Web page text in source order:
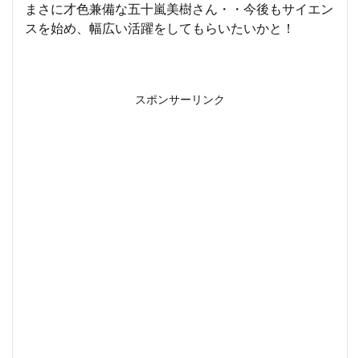
まさに才色兼備な五十嵐美樹さん・・今後もサイエン
スを始め、幅広い活躍をしてもらいたいかと！
スポンサーリンク